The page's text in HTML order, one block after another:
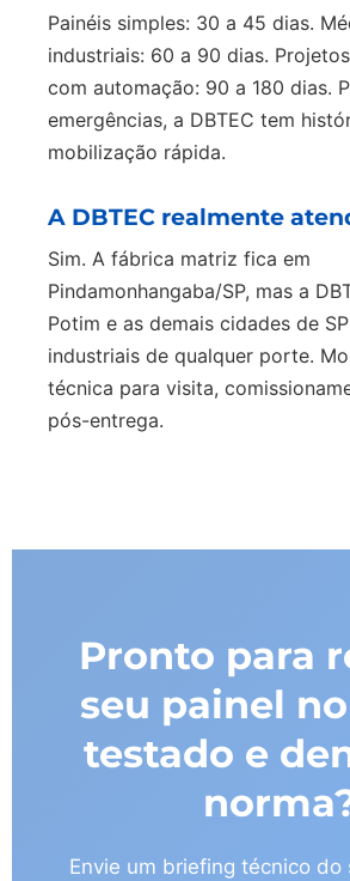
Painéis simples: 30 a 45 dias.
industriais: 60 a 90 dias.
com automação: 90 a 180 dias.
emergências, a DBTEC tem
mobilização rápida.
A DBTEC realmente
Sim. A fábrica matriz fica em
Pindamonhangaba/SP, mas a
Potim e as demais cidades de
industriais de qualquer porte.
técnica para visita,
pós-entrega.
Pronto para
seu painel
testado e
Envie um briefing técnico do